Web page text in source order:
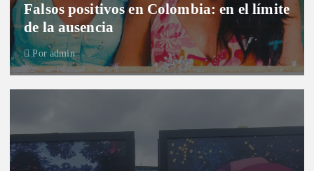
Falsos positivos en Colombia: en el límite
de la ausencia
Por admin